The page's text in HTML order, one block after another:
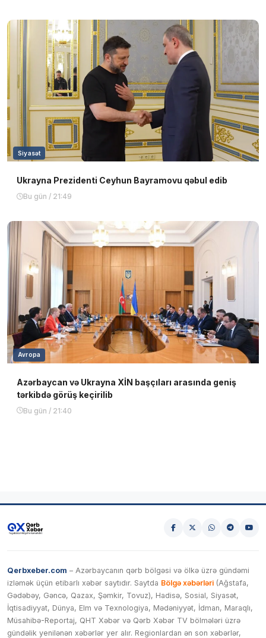
Siyasət
Ukrayna Prezidenti Ceyhun Bayramovu qəbul edib
Bu gün / 21:49
Avropa
Azərbaycan və Ukrayna XİN başçıları arasında geniş
tərkibdə görüş keçirilib
Bu gün / 21:40
Qerbxeber.com – Azərbaycanın qərb bölgəsi və ölkə üzrə gündəmi
izləmək üçün etibarlı xəbər saytıdır. Saytda Bölgə xəbərləri (Ağstafa,
Gədəbəy, Gəncə, Qazax, Şəmkir, Tovuz), Hadisə, Sosial, Siyasət,
İqtisadiyyat, Dünya, Elm və Texnologiya, Mədəniyyət, İdman, Maraqlı,
Müsahibə-Reportaj, QHT Xəbər və Qərb Xəbər TV bölmələri üzrə
gündəlik yenilənən xəbərlər yer alır. Regionlardan ən son xəbərlər,